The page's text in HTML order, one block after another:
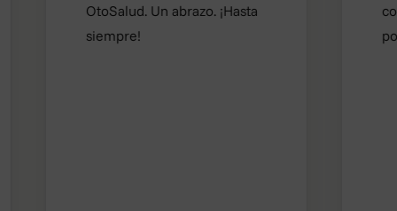
OtoSalud. Un abrazo. ¡Hasta
siempre!
por su